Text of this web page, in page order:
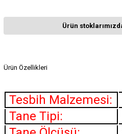
Ürün
Ürün Özellikleri
Tesbih Malzemesi:
Tane Tipi: